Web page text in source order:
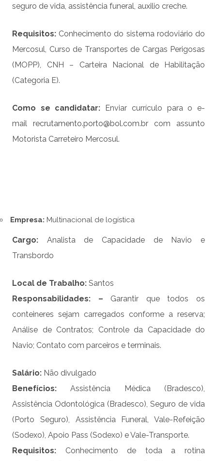
seguro de vida, assistência funeral, auxilio creche.
Requisitos: Conhecimento do sistema rodoviário do
Mercosul, Curso de Transportes de Cargas Perigosas
(MOPP), CNH – Carteira Nacional de Habilitação
(Categoria E).
Como se candidatar:
Enviar currículo para o e-
mail recrutamento.porto@bol.com.br com assunto
Motorista Carreteiro Mercosul.
Empresa: Multinacional de logística
Cargo: Analista de Capacidade de Navio e
Transbordo
Local de Trabalho: Santos
Responsabilidades: – Garantir que todos os
conteineres sejam carregados conforme a reserva;
Análise de Contratos; Controle da Capacidade do
Navio; Contato com parceiros e terminais.
Salário: Não divulgado
Benefícios:Assistência Médica (Bradesco),
Assistência Odontológica (Bradesco), Seguro de vida
(Porto Seguro), Assistência Funeral, Vale-Refeição
(Sodexo), Apoio Pass (Sodexo) e Vale-Transporte.
Requisitos: Conhecimento de toda a rotina